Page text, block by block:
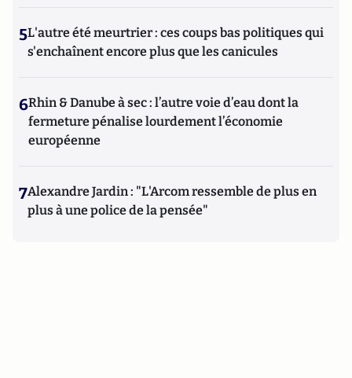
5L'autre été meurtrier : ces coups bas politiques qui
s'enchaînent encore plus que les canicules
6Rhin & Danube à sec : l’autre voie d’eau dont la
fermeture pénalise lourdement l’économie
européenne
7Alexandre Jardin : "L'Arcom ressemble de plus en
plus à une police de la pensée"